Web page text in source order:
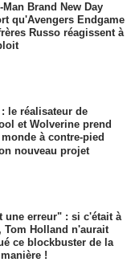
Brand New Day
qu'Avengers Endgame
Russo réagissent à
: le réalisateur de
et Wolverine prend
à contre-pied
nouveau projet
une erreur" : si c'était à
Tom Holland n'aurait
ce blockbuster de la
!